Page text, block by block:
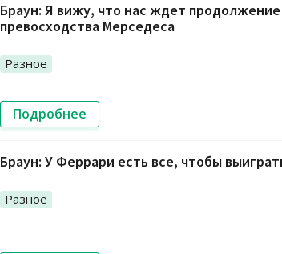
Браун: Я вижу, что нас ждет
превосходства Мерседеса
Разное
Подробнее
Браун: У Феррари есть все, чтобы
Разное